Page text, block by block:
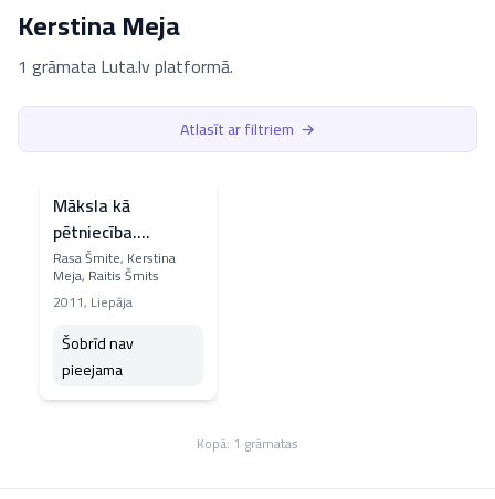
Kerstina Meja
1 grāmata Luta.lv platformā.
Atlasīt ar filtriem →
Māksla kā
pētniecība.
Akustiskā telpa Nr.
9
Rasa Šmite, Kerstina
Meja, Raitis Šmits
2011, Liepāja
Šobrīd nav
pieejama
Kopā: 1 grāmatas